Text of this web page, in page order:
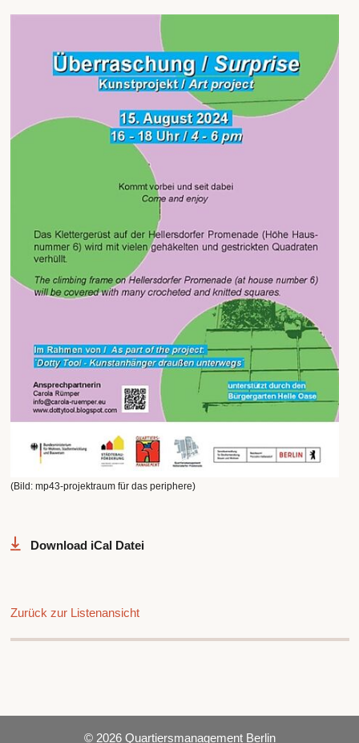
(Bild: mp43-projektraum für das periphere)
Download iCal Datei
Zurück zur Listenansicht
© 2026 Quartiersmanagement Berlin